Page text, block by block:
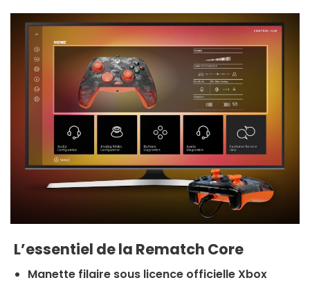
L’essentiel de la Rematch Core
Manette filaire sous licence officielle Xbox